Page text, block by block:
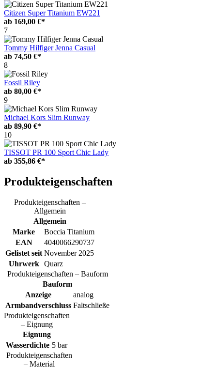
Citizen Super Titanium EW221
ab 169,00 €*
7
Tommy Hilfiger Jenna Casual
ab 74,50 €*
8
Fossil Riley
ab 80,00 €*
9
Michael Kors Slim Runway
ab 89,90 €*
10
TISSOT PR 100 Sport Chic Lady
ab 355,86 €*
Produkteigenschaften
Produkteigenschaften –
Allgemein
Allgemein
Marke
Boccia Titanium
EAN
4040066290737
Gelistet seit November 2025
Uhrwerk
Quarz
Produkteigenschaften – Bauform
Bauform
Anzeige
analog
Armbandverschluss Faltschließe
Produkteigenschaften
– Eignung
Eignung
Wasserdichte 5 bar
Produkteigenschaften
– Material